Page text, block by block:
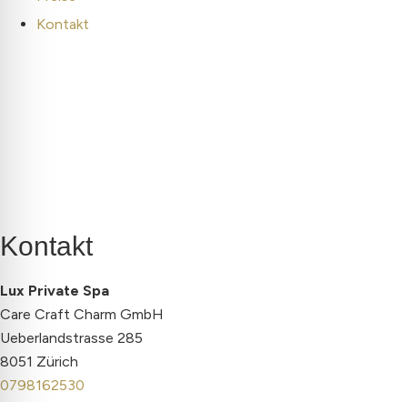
Kontakt
Kontakt
Lux Private Spa
Care Craft Charm GmbH
Ueberlandstrasse 285
8051 Zürich
0798162530